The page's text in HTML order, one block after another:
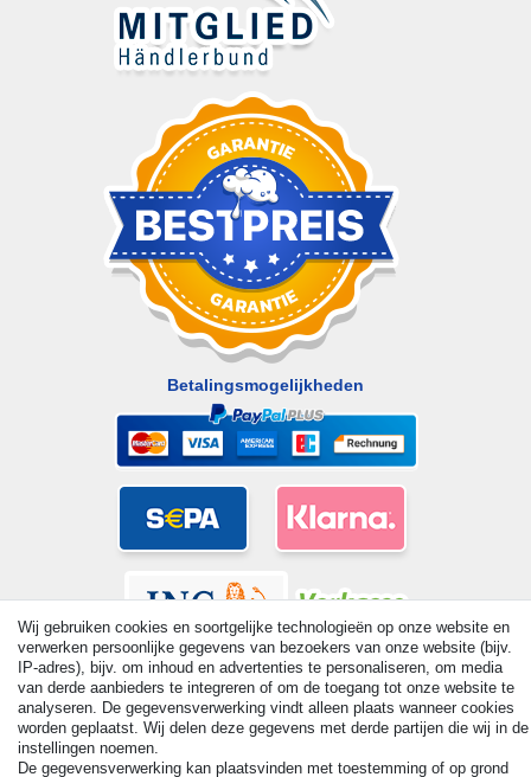
Betalingsmogelijkheden
© Copyright 2026 | Alle rechten voorbehouden. - All rights
reserved. Prices incl. VAT. 19% VAT Basic prices see article detail
Wij gebruiken cookies en soortgelijke technologieën op onze website en
verwerken persoonlijke gegevens van bezoekers van onze website (bijv.
IP-adres), bijv. om inhoud en advertenties te personaliseren, om media
van derde aanbieders te integreren of om de toegang tot onze website te
analyseren. De gegevensverwerking vindt alleen plaats wanneer cookies
worden geplaatst. Wij delen deze gegevens met derde partijen die wij in de
instellingen noemen.
De gegevensverwerking kan plaatsvinden met toestemming of op grond